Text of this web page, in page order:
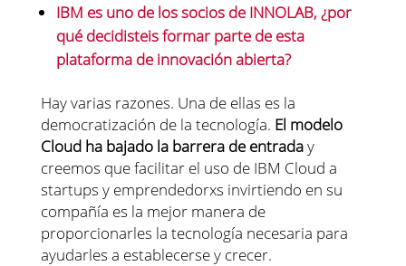
IBM es uno de los socios de INNOLAB, ¿por
qué decidisteis formar parte de esta
plataforma de innovación abierta?
Hay varias razones. Una de ellas es la
democratización de la tecnología. El modelo
Cloud ha bajado la barrera de entraday
creemos que facilitar el uso de IBM Cloud a
startups y emprendedorxs invirtiendo en su
compañía es la mejor manera de
proporcionarles la tecnología necesaria para
ayudarles a establecerse y crecer.